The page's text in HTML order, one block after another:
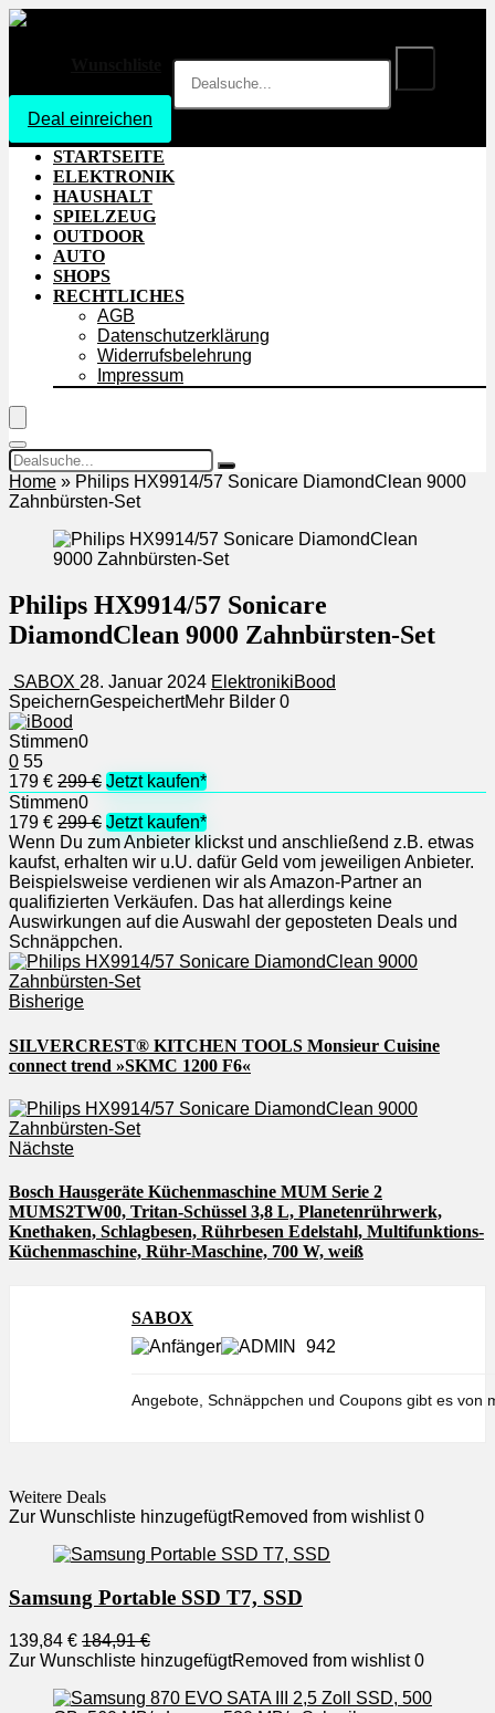
Deal einreichen
STARTSEITE
ELEKTRONIK
HAUSHALT
SPIELZEUG
OUTDOOR
AUTO
SHOPS
RECHTLICHES
AGB
Datenschutzerklärung
Widerrufsbelehrung
Impressum
Home » Philips HX9914/57 Sonicare DiamondClean 9000
Zahnbürsten-Set
Philips HX9914/57 Sonicare
DiamondClean 9000 Zahnbürsten-Set
SABOX 28. Januar 2024 ElektronikiBood
SpeichernGespeichertMehr Bilder 0
Stimmen0
0 55
179 € 299 € Jetzt kaufen*
Stimmen0
179 € 299 € Jetzt kaufen*
Wenn Du zum Anbieter klickst und anschließend z.B. etwas
kaufst, erhalten wir u.U. dafür Geld vom jeweiligen Anbieter.
Beispielsweise verdienen wir als Amazon-Partner an
qualifizierten Verkäufen. Das hat allerdings keine
Auswirkungen auf die Auswahl der geposteten Deals und
Schnäppchen.
Bisherige
SILVERCREST® KITCHEN TOOLS Monsieur Cuisine
connect trend »SKMC 1200 F6«
Nächste
Bosch Hausgeräte Küchenmaschine MUM Serie 2
MUMS2TW00, Tritan-Schüssel 3,8 L, Planetenrührwerk,
Knethaken, Schlagbesen, Rührbesen Edelstahl, Multifunktions-
Küchenmaschine, Rühr-Maschine, 700 W, weiß
SABOX
942
Angebote, Schnäppchen und Coupons gibt es von
Weitere Deals
Zur Wunschliste hinzugefügtRemoved from wishlist 0
Samsung Portable SSD T7, SSD
139,84 € 184,91 €
Zur Wunschliste hinzugefügtRemoved from wishlist 0